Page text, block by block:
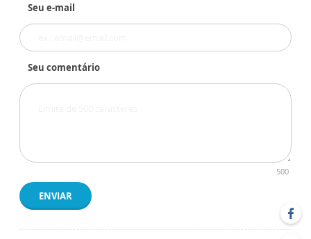
Seu e-mail
Seu comentário
500
ENVIAR